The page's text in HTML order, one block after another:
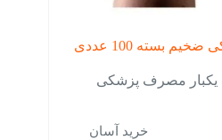
بسته 100 عددی
یکبار مصرف پزشکی
خرید آسان